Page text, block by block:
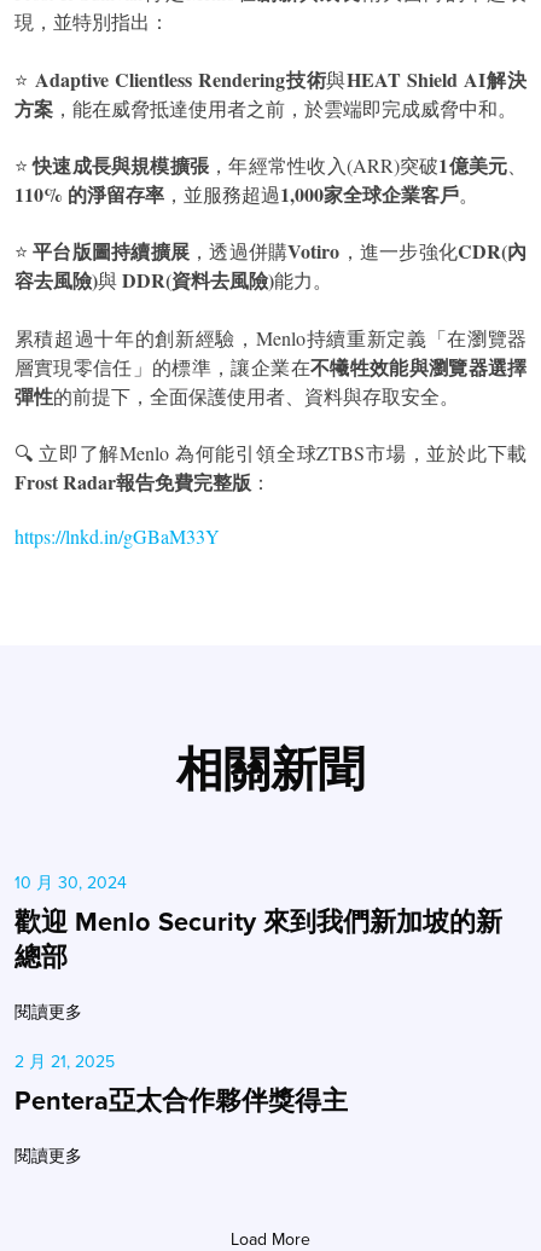
現，並特別指出：
⭐ Adaptive Clientless Rendering技術與HEAT Shield AI解決
方案，能在威脅抵達使用者之前，於雲端即完成威脅中和。
⭐快速成長與規模擴張 ，年經常性收入(ARR)突破1億美元
110% 的淨留存率，並服務超過1,000家全球企業客戶。
⭐平台版圖持續擴展 ，透過併購Votiro ，進一步強化CDR(內
容去風險)與DDR(資料去風險)能力。
累積超過十年的創新經驗，Menlo持續重新定義「在瀏覽器
層實現零信任」的標準，讓企業在不犧牲效能與瀏覽器選擇
彈性的前提下，全面保護使用者、資料與存取安全。
🔍 立即了解Menlo 為何能引領全球ZTBS市場，並於此下載
Frost Radar報告免費完整版 ：
https://lnkd.in/gGBaM33Y
相關新聞
10 月 30, 2024
歡迎 Menlo Security 來到我們新加坡的新
總部
閱讀更多
2 月 21, 2025
Pentera亞太合作夥伴獎得主
閱讀更多
Load More